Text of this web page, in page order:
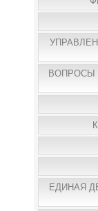
ВОПРОСЫ
ЕДИНАЯ